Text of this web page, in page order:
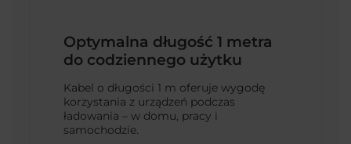
Optymalna długość 1 metra
do codziennego użytku
Kabel o długości 1 m oferuje wygodę
korzystania z urządzeń podczas
ładowania – w domu, pracy i
samochodzie.